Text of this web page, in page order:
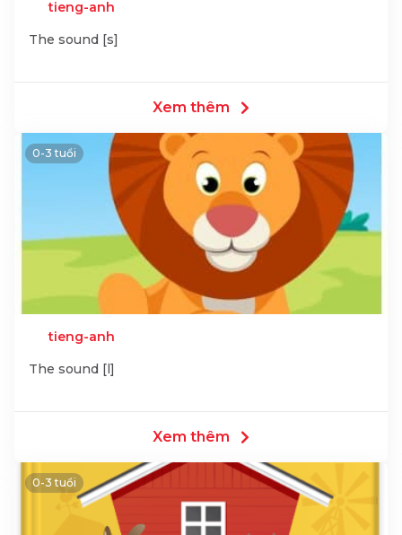
tieng-anh
The sound [s]
Xem thêm
0-3 tuổi
tieng-anh
The sound [l]
Xem thêm
0-3 tuổi